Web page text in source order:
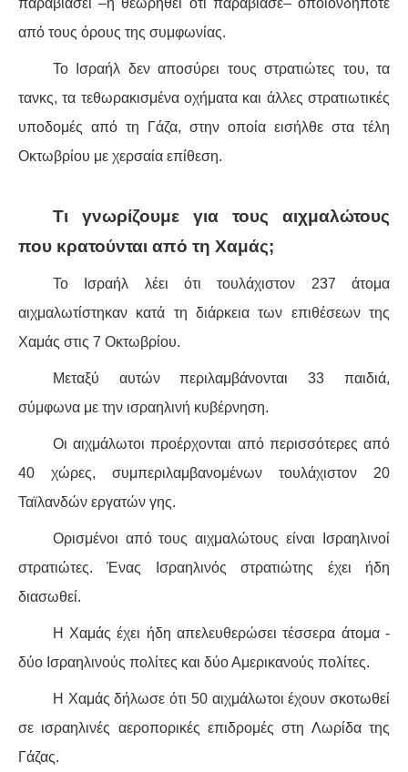
από τους όρους της συμφωνίας.
Το Ισραήλ δεν αποσύρει τους στρατιώτες του, τα
τανκς, τα τεθωρακισμένα οχήματα και άλλες στρατιωτικές
υποδομές από τη Γάζα, στην οποία εισήλθε στα τέλη
Οκτωβρίου με χερσαία επίθεση.
Τι γνωρίζουμε για τους αιχμαλώτους
που κρατούνται από τη Χαμάς;
Το Ισραήλ λέει ότι τουλάχιστον 237 άτομα
αιχμαλωτίστηκαν κατά τη διάρκεια των επιθέσεων της
Χαμάς στις 7 Οκτωβρίου.
Μεταξύ αυτών περιλαμβάνονται 33 παιδιά,
σύμφωνα με την ισραηλινή κυβέρνηση.
Οι αιχμάλωτοι προέρχονται από περισσότερες από
40 χώρες, συμπεριλαμβανομένων τουλάχιστον 20
Ταϊλανδών εργατών γης.
Ορισμένοι από τους αιχμαλώτους είναι Ισραηλινοί
στρατιώτες. Ένας Ισραηλινός στρατιώτης έχει ήδη
διασωθεί.
Η Χαμάς έχει ήδη απελευθερώσει τέσσερα άτομα -
δύο Ισραηλινούς πολίτες και δύο Αμερικανούς πολίτες.
Η Χαμάς δήλωσε ότι 50 αιχμάλωτοι έχουν σκοτωθεί
σε ισραηλινές αεροπορικές επιδρομές στη Λωρίδα της
Γάζας.